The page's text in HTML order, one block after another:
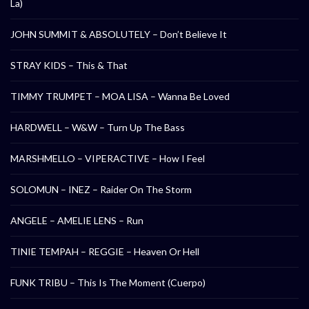
La)
JOHN SUMMIT & ABSOLUTELY – Don’t Believe It
STRAY KIDS – This & That
TIMMY TRUMPET – MOA LISA – Wanna Be Loved
HARDWELL – W&W – Turn Up The Bass
MARSHMELLO – VIPERACTIVE – How I Feel
SOLOMUN – INEZ – Raider On The Storm
ANGELE – AMELIE LENS – Run
TINIE TEMPAH – REGGIE – Heaven Or Hell
FUNK TRIBU – This Is The Moment (Cuerpo)